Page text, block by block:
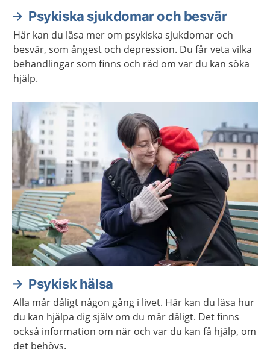
Psykiska sjukdomar och besvär
Här kan du läsa mer om psykiska sjukdomar och
besvär, som ångest och depression. Du får veta vilka
behandlingar som finns och råd om var du kan söka
hjälp.
Psykisk hälsa
Alla mår dåligt någon gång i livet. Här kan du läsa hur
du kan hjälpa dig själv om du mår dåligt. Det finns
också information om när och var du kan få hjälp, om
det behövs.